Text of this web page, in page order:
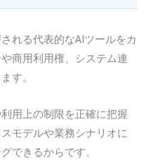
れる代表的なAIツールをカ
商用利用権、システム連
す。
用上の制限を正確に把握
モデルや業務シナリオに
できるからです。